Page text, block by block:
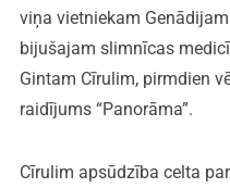
viņa vietniekam
bijušajam slimnīcas
Gintam Cīrulim, pirmdien
raidījums “Panorāma”.
Cīrulim apsūdzība celta